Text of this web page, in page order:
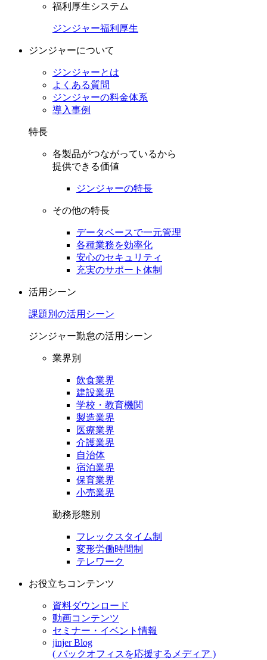
福利厚生システム
ジンジャー福利厚生
ジンジャーについて
ジンジャーとは
よくある質問
ジンジャーの料金体系
導入事例
特長
各製品がつながっているから
提供できる価値
ジンジャーの特長
その他の特長
データベースで一元管理
各種業務を効率化
安心のセキュリティ
充実のサポート体制
活用シーン
課題別の活用シーン
ジンジャー勤怠の活用シーン
業界別
飲食業界
建設業界
学校・教育機関
製造業界
医療業界
介護業界
自治体
宿泊業界
保育業界
小売業界
勤務形態別
フレックスタイム制
変形労働時間制
テレワーク
お役立ちコンテンツ
資料ダウンロード
動画コンテンツ
セミナー・イベント情報
jinjer Blog
( バックオフィスを応援するメディア )